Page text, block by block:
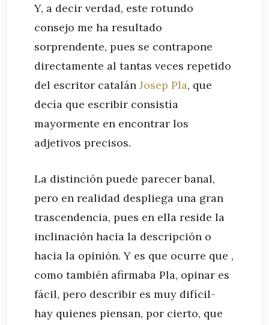
Y, a decir verdad, este rotundo
consejo me ha resultado
sorprendente, pues se contrapone
directamente al tantas veces repetido
del escritor catalán Josep Pla, que
decía que escribir consistía
mayormente en encontrar los
adjetivos precisos.
La distinción puede parecer banal,
pero en realidad despliega una gran
trascendencia, pues en ella reside la
inclinación hacia la descripción o
hacia la opinión. Y es que ocurre que ,
como también afirmaba Pla, opinar es
fácil, pero describir es muy difícil-
hay quienes piensan, por cierto, que